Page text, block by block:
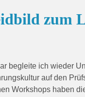
zum
begleite ich wieder
auf den
Workshops haben